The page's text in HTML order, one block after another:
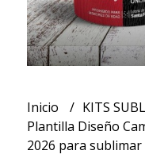
Inicio KITS
Plantilla Diseño
2026 para